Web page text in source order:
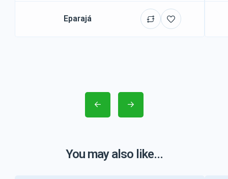
Eparajá
You may also like...